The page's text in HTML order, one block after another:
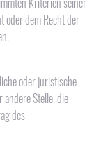
oder dem Recht der
oder juristische
Stelle, die
des